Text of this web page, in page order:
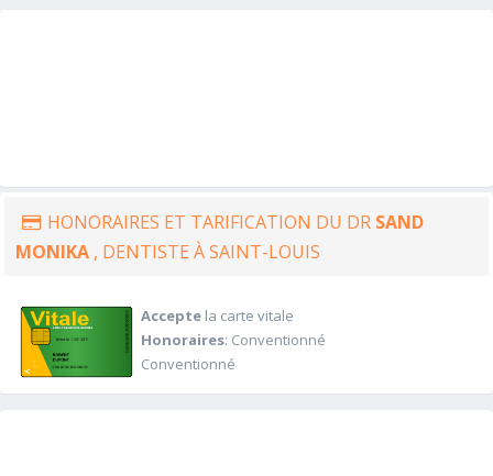
HONORAIRES ET TARIFICATION DU DR SAND
MONIKA , DENTISTE À SAINT-LOUIS
Acceptela carte vitale
Honoraires: Conventionné
Conventionné